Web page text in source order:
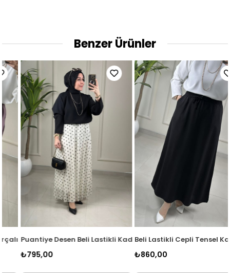
Benzer Ürünler
Etek Açık Kahve BLUE 5036
Puantiye Desen Beli Lastikli Kadın Etek Ekru GNR 245
₺795,00
Beli Lastikli Cepli Tensel Kadın
₺860,00